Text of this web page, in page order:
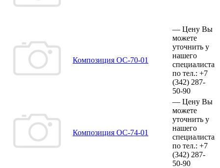
Композиция ОС-70-01
— Цену Вы
можете
уточнить у
нашего
специалиста
по тел.: +7
(342) 287-
50-90
Композиция ОС-74-01
— Цену Вы
можете
уточнить у
нашего
специалиста
по тел.: +7
(342) 287-
50-90